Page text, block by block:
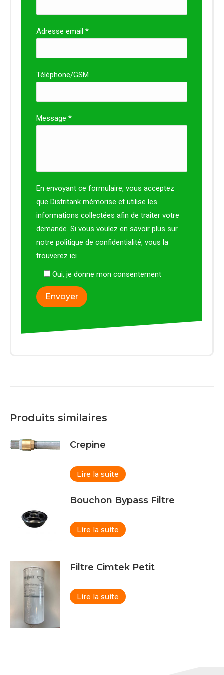
Adresse email *
Téléphone/GSM
Message *
En envoyant ce formulaire, vous acceptez
que Distritank mémorise et utilise les
informations collectées afin de traiter votre
demande. Si vous voulez en savoir plus sur
notre politique de confidentialité, vous la
trouverez ici
Oui, je donne mon consentement
Produits similaires
Crepine
Lire la suite
Bouchon Bypass Filtre
Lire la suite
Filtre Cimtek Petit
Lire la suite